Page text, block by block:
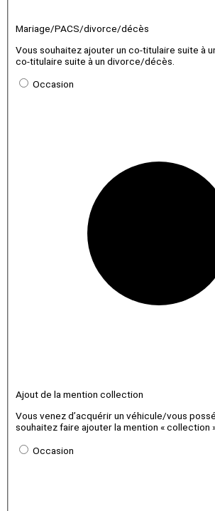
Mariage/PACS/divorce/décès
Vous souhaitez ajouter un co-titulaire suite à
co-titulaire suite à un divorce/décès.
Occasion
Ajout de la mention collection
Vous venez d’acquérir un véhicule/vous
souhaitez faire ajouter la mention « collection
Occasion